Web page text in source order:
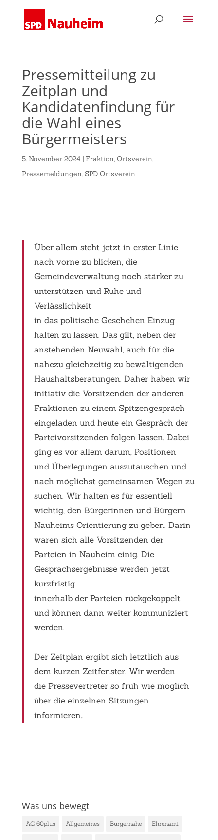
Pressemitteilung zu
Zeitplan und
Kandidatenfindung für
die Wahl eines
Bürgermeisters
5. November 2024 | Fraktion, Ortsverein,
Pressemeldungen, SPD Ortsverein
Über allem steht jetzt in erster Linie
nach vorne zu blicken, die
Gemeindeverwaltung noch stärker zu
unterstützen und Ruhe und
Verlässlichkeit
in das politische Geschehen Einzug
halten zu lassen. Das gilt, neben der
anstehenden Neuwahl, auch für die
nahezu gleichzeitig zu bewältigenden
Haushaltsberatungen. Daher haben wir
initiativ die Vorsitzenden der anderen
Fraktionen zu einem Spitzengespräch
eingeladen und heute ein Gespräch der
Parteivorsitzenden folgen lassen. Dabei
ging es vor allem darum, Positionen
und Überlegungen auszutauschen und
nach möglichst gemeinsamen Wegen zu
suchen. Wir halten es für essentiell
wichtig, den Bürgerinnen und Bürgern
Nauheims Orientierung zu geben. Darin
waren sich alle Vorsitzenden der
Parteien in Nauheim einig. Die
Gesprächsergebnisse werden jetzt
kurzfristig
innerhalb der Parteien rückgekoppelt
und können dann weiter kommuniziert
werden.
Der Zeitplan ergibt sich letztlich aus
dem kurzen Zeitfenster. Wir werden
die Pressevertreter so früh wie möglich
über die einzelnen Sitzungen
informieren..
Was uns bewegt
AG 60plus Allgemeines Bürgernähe Ehrenamt